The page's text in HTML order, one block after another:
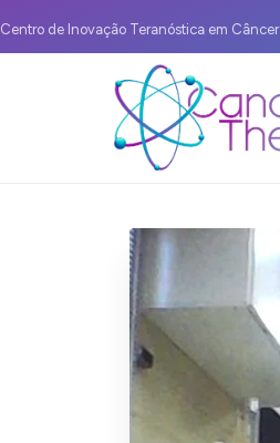
Centro de Inovação Teranóstica em Câncer